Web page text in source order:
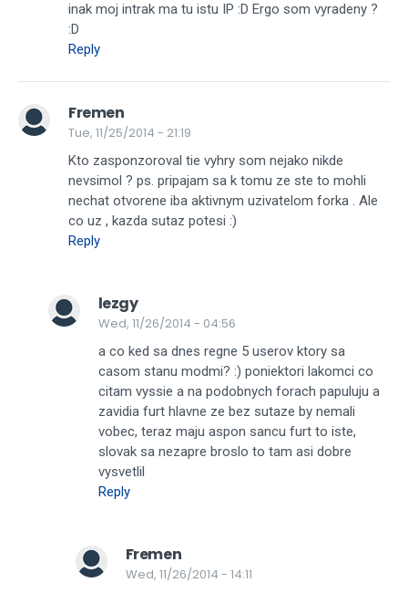
inak moj intrak ma tu istu IP :D Ergo som vyradeny ?
:D
Reply
Fremen
Tue, 11/25/2014 - 21:19
Kto zasponzoroval tie vyhry som nejako nikde
nevsimol ? ps. pripajam sa k tomu ze ste to mohli
nechat otvorene iba aktivnym uzivatelom forka . Ale
co uz , kazda sutaz potesi :)
Reply
lezgy
Wed, 11/26/2014 - 04:56
a co ked sa dnes regne 5 userov ktory sa
casom stanu modmi? :) poniektori lakomci co
citam vyssie a na podobnych forach papuluju a
zavidia furt hlavne ze bez sutaze by nemali
vobec, teraz maju aspon sancu furt to iste,
slovak sa nezapre broslo to tam asi dobre
vysvetlil
Reply
Fremen
Wed, 11/26/2014 - 14:11